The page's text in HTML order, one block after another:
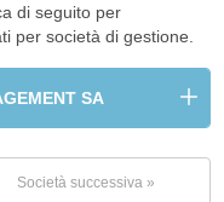
di seguito per
per società di gestione.
SA
Società successiva »